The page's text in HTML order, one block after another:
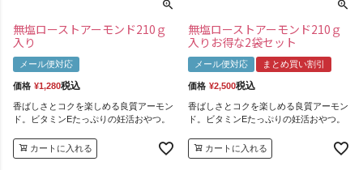
無塩ローストアーモンド210ｇ
入り
メール便対応
価格 ¥1,280税込
香ばしさとコクを楽しめる良質アーモン
ド。ビタミンEたっぷりの妊活おやつ。
カートに入れる
無塩ローストアーモンド210ｇ
入りお得な2袋セット
メール便対応 まとめ買い割引
価格 ¥2,500税込
香ばしさとコクを楽しめる良質アーモン
ド。ビタミンEたっぷりの妊活おやつ。
カートに入れる